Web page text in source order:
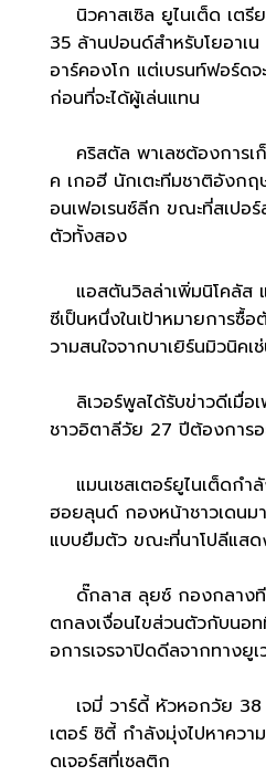
นิวคาสเซิล ยูไนเต็ด เตรี
35 ล้านปอนด์สำหรับโยอาเ
อาร์คองโก แต่เบรนท์ฟอร์ด
ก่อนที่จะได้ผู้เล่นแทน
คริสตัล พาเลซต้องการเก็บ
ค เกอฮี นักเตะทีมชาติอังกฤ
อนเฟอเรนซ์ลีก ขณะที่สเปอร์
ตัวทั้งสอง
แอสตันวิลล่าเพิ่มนิโคลัส
ซีเป็นหนึ่งในเป้าหมายการซื้
วามสนใจจากบาเยิร์นมิวนิคเ
ลิเวอร์พูลได้รับข่าวดีเมื่อเ
ชาวอิตาลีวัย 27 ปีต้องการ
แมนเชสเตอร์ยูไนเต็ดกำ
ฮอยลุนด์ กองหน้าชาวเดน
แบบยืมตัว ขณะที่นาโปลีแสด
ดั๊กลาส ลุยซ์ กองกลางที
ตกลงเงื่อนไขส่วนตัวกับนอ
อการเจรจาปิดดีลจากทางยู
เจมี่ วาร์ดี้ หัวหอกวัย 38
เตอร์ ซิตี้ กำลังมุ่งไปหาควา
ดเจอร์สที่เซลติก